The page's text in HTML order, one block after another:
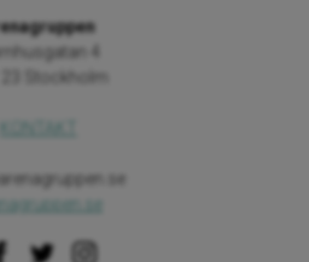
4
23 Stockholm